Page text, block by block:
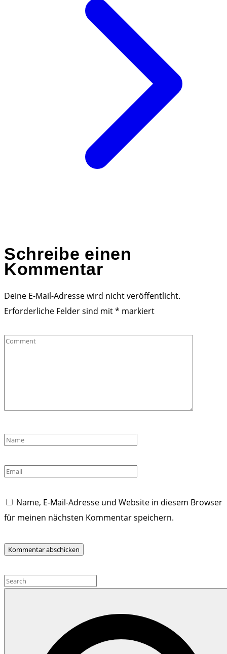
Schreibe einen
Kommentar
Deine E-Mail-Adresse wird nicht veröffentlicht.
Erforderliche Felder sind mit* markiert
Comment
Name
Email
Name, E-Mail-Adresse und Website in diesem Browser
für meinen nächsten Kommentar speichern.